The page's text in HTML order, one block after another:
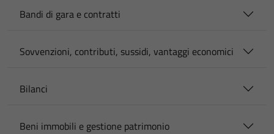
Bandi di gara e contratti
Sovvenzioni, contributi, sussidi, vantaggi economici
Bilanci
Beni immobili e gestione patrimonio